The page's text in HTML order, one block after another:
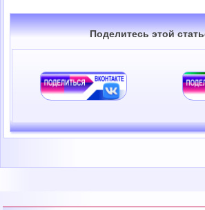
Поделитесь этой